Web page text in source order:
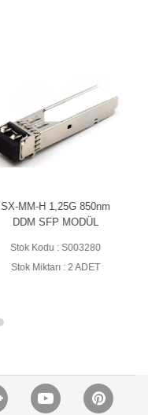
SX-MM-H 1,25G 850nm
DDM SFP MODÜL
Stok Kodu : S003280
Stok Miktarı : 2 ADET